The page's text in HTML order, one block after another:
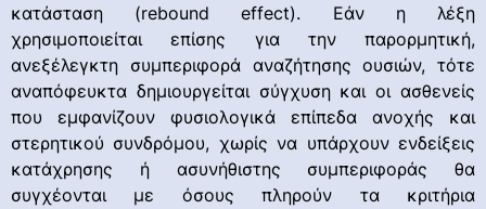
κατάσταση (rebound effect). Εάν η λέξη
χρησιμοποιείται επίσης για την παρορμητική,
ανεξέλεγκτη συμπεριφορά αναζήτησης ουσιών, τότε
αναπόφευκτα δημιουργείται σύγχυση και οι ασθενείς
που εμφανίζουν φυσιολογικά επίπεδα ανοχής και
στερητικού συνδρόμου, χωρίς να υπάρχουν ενδείξεις
κατάχρησης ή ασυνήθιστης συμπεριφοράς θα
συγχέονται με όσους πληρούν τα κριτήρια